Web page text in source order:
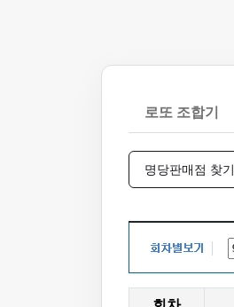
로또 조합기
명당판매점 찾기